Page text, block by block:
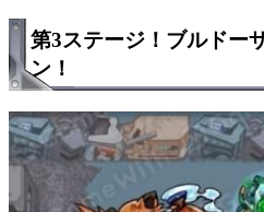
第3ステージ！ブルドー
ン！